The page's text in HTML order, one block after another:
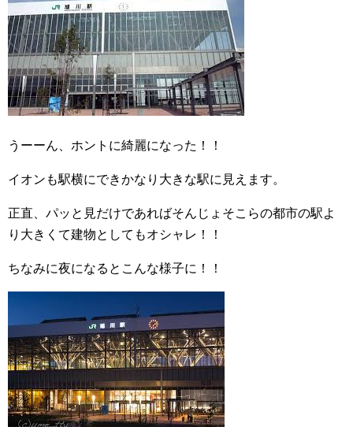
うーーん、ホントに綺麗になった！！
イオンも駅横にできかなり大きな駅に見えます。
正直、パッと見だけであればそんじょそこらの都市の駅よ
り大きくて建物としてもオシャレ！！
ちなみに夜になるとこんな様子に！！